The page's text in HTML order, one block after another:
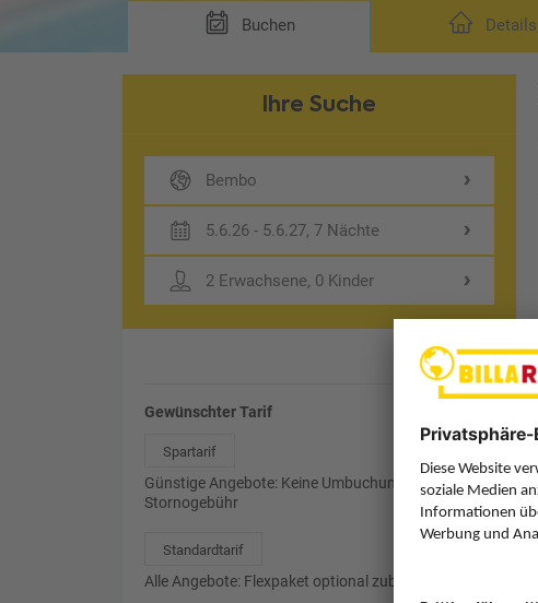
Buchen Details
Ihre Suche
Bembo
5.6.26 - 5.6.27, 7 Nächte
2 Erwachsene, 0 Kinder
Gewünschter Tarif
Spartarif
Günstige Angebote: Keine Umbuchung, 85%
Stornogebühr
Standardtarif
Alle Angebote: Flexpaket optional zubuchbar